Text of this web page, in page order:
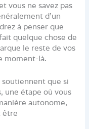
vous ne savez pas
d’un
à penser que
quelque chose de
le reste de vos
moment-là.
que si
une étape où vous
autonome,
être